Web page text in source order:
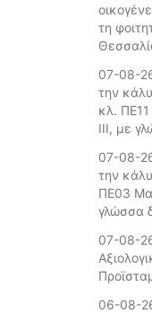
τη
07-08-
την
κλ.
ΙΙΙ, με
07-08-
την
ΠΕ03
γλώσσα
07-08-
06-08-